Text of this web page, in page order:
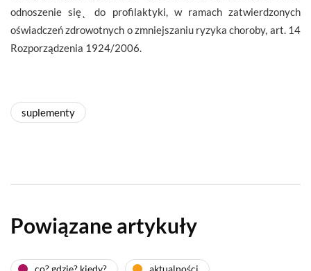
odnoszenie się ̨ do profilaktyki, w ramach zatwierdzonych
oświadczeń zdrowotnych o zmniejszaniu ryzyka choroby, art. 14
Rozporządzenia 1924/2006.
suplementy
Powiązane artykuły
co? gdzie? kiedy? aktualności